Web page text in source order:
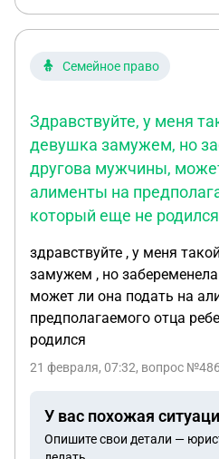
права(специальные
воспользовались его не
Семейное право
Здравствуйте, у меня
девушка замужем, но
другова мужчины,
алименты на
который еще не родился
здравствуйте , у меня
замужем , но
может ли она подать на
предполагаемого отца
родился
21 февраля, 07:32, вопрос
У вас похожая
Опишите свои детали —